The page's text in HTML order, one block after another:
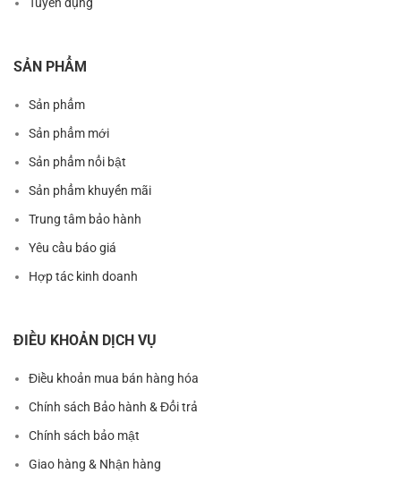
Tuyển dụng
SẢN PHẨM
Sản phẩm
Sản phẩm mới
Sản phẩm nổi bật
Sản phẩm khuyến mãi
Trung tâm bảo hành
Yêu cầu báo giá
Hợp tác kinh doanh
ĐIỀU KHOẢN DỊCH VỤ
Điều khoản mua bán hàng hóa
Chính sách Bảo hành & Đổi trả
Chính sách bảo mật
Giao hàng & Nhận hàng